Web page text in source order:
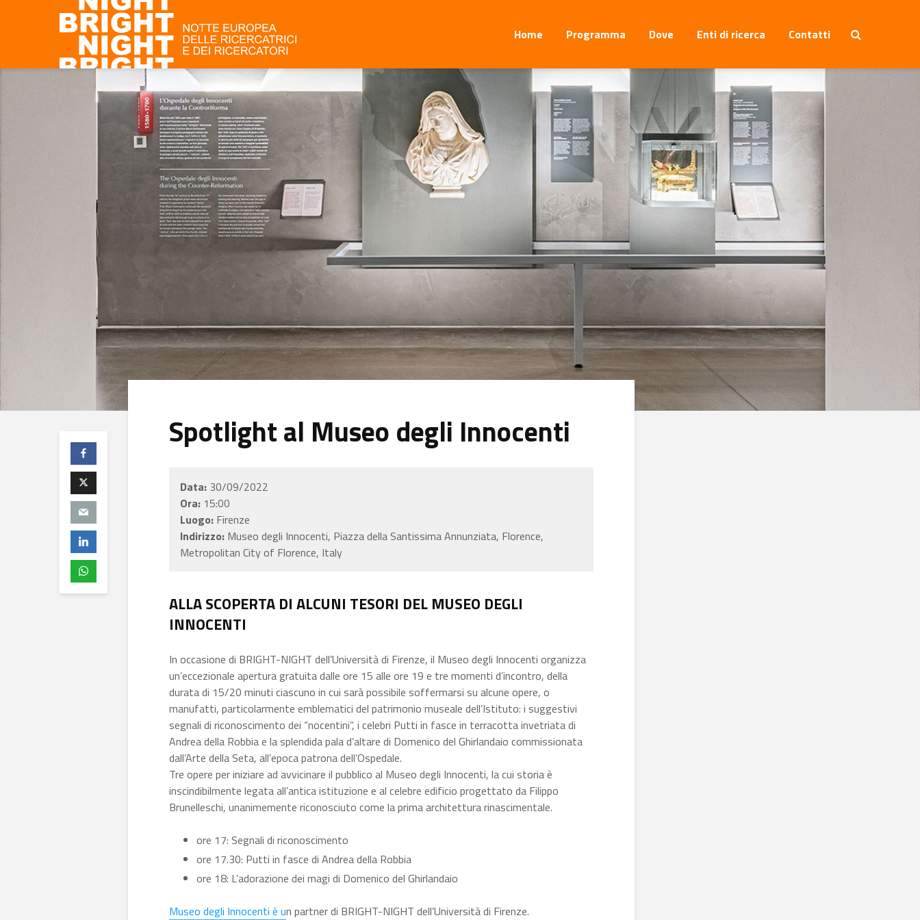
Home Programma Dove Enti di ricerca Contatti
Spotlight al Museo degli Innocenti
Data: 30/09/2022
Ora: 15:00
Luogo: Firenze
Indirizzo: Museo degli Innocenti, Piazza della Santissima Annunziata, Florence,
Metropolitan City of Florence, Italy
ALLA SCOPERTA DI ALCUNI TESORI DEL MUSEO DEGLI
INNOCENTI
In occasione di BRIGHT-NIGHT dell’Università di Firenze, il Museo degli Innocenti organizza
un’eccezionale apertura gratuita dalle ore 15 alle ore 19 e tre momenti d’incontro, della
durata di 15/20 minuti ciascuno in cui sarà possibile soffermarsi su alcune opere, o
manufatti, particolarmente emblematici del patrimonio museale dell’Istituto: i suggestivi
segnali di riconoscimento dei “nocentini”, i celebri Putti in fasce in terracotta invetriata di
Andrea della Robbia e la splendida pala d’altare di Domenico del Ghirlandaio commissionata
dall’Arte della Seta, all’epoca patrona dell’Ospedale.
Tre opere per iniziare ad avvicinare il pubblico al Museo degli Innocenti, la cui storia è
inscindibilmente legata all’antica istituzione e al celebre edificio progettato da Filippo
Brunelleschi, unanimemente riconosciuto come la prima architettura rinascimentale.
ore 17: Segnali di riconoscimento
ore 17.30: Putti in fasce di Andrea della Robbia
ore 18: L’adorazione dei magi di Domenico del Ghirlandaio
Museo degli Innocenti è un partner di BRIGHT-NIGHT dell’Università di Firenze.